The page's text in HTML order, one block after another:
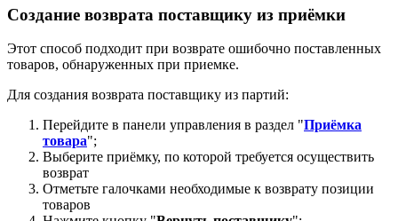
Создание возврата поставщику из приёмки
Этот способ подходит при возврате ошибочно поставленных
товаров, обнаруженных при приемке.
Для создания возврата поставщику из партий:
Перейдите в панели управления в раздел "Приёмка
товара";
Выберите приёмку, по которой требуется осуществить
возврат
Отметьте галочками необходимые к возврату позиции
товаров